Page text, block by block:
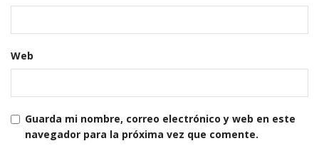
Web
Guarda mi nombre, correo electrónico y web en este
navegador para la próxima vez que comente.